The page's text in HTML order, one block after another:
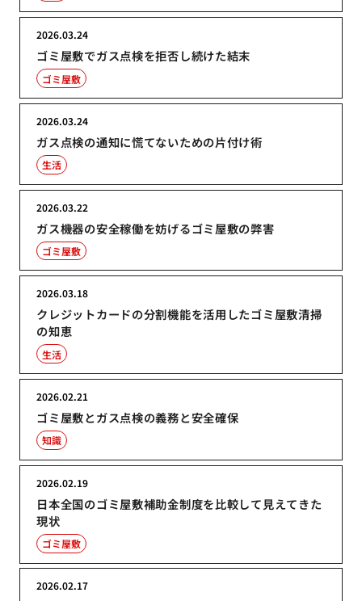
ゴミ屋敷でガス点検を拒否し続けた結末
2026.03.24
ゴミ屋敷
ガス点検の通知に慌てないための片付け術
2026.03.24
生活
ガス機器の安全稼働を妨げるゴミ屋敷の弊害
2026.03.22
ゴミ屋敷
クレジットカードの分割機能を活用したゴミ屋敷清掃
の知恵
2026.03.18
生活
ゴミ屋敷とガス点検の義務と安全確保
2026.02.21
知識
日本全国のゴミ屋敷補助金制度を比較して見えてきた
現状
2026.02.19
ゴミ屋敷
2026.02.17